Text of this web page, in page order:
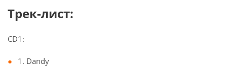
Трек-лист:
CD1:
1. Dandy